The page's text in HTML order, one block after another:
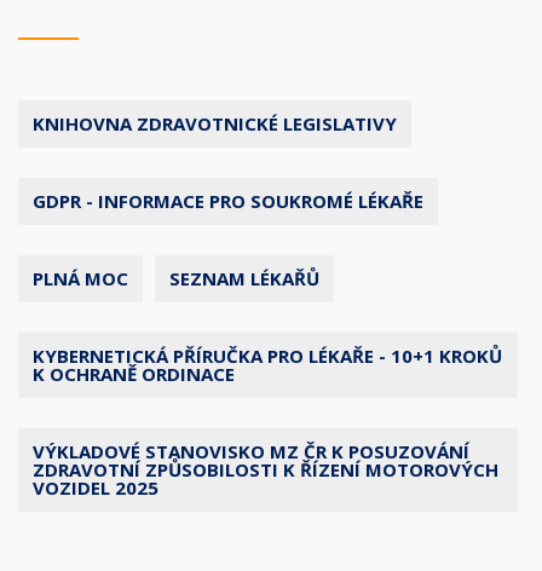
KNIHOVNA ZDRAVOTNICKÉ LEGISLATIVY
GDPR - INFORMACE PRO SOUKROMÉ LÉKAŘE
PLNÁ MOC SEZNAM LÉKAŘŮ
KYBERNETICKÁ PŘÍRUČKA PRO LÉKAŘE - 10+1 KROKŮ
K OCHRANĚ ORDINACE
VÝKLADOVÉ STANOVISKO MZ ČR K POSUZOVÁNÍ
ZDRAVOTNÍ ZPŮSOBILOSTI K ŘÍZENÍ MOTOROVÝCH
VOZIDEL 2025